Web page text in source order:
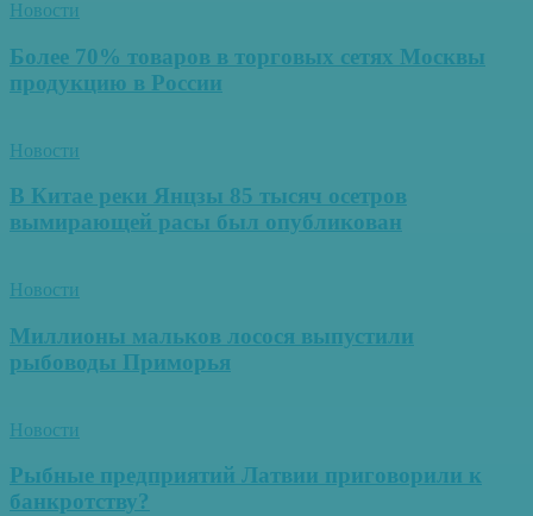
Новости
Более 70% товаров в торговых сетях Москвы
продукцию в России
Новости
В Китае реки Янцзы 85 тысяч осетров
вымирающей расы был опубликован
Новости
Миллионы мальков лосося выпустили
рыбоводы Приморья
Новости
Рыбные предприятий Латвии приговорили к
банкротству?